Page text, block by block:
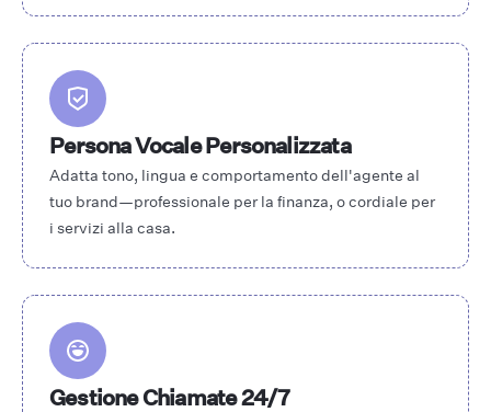
Persona Vocale Personalizzata
Adatta tono, lingua e comportamento dell'agente al
tuo brand—professionale per la finanza, o cordiale per
i servizi alla casa.
Gestione Chiamate 24/7